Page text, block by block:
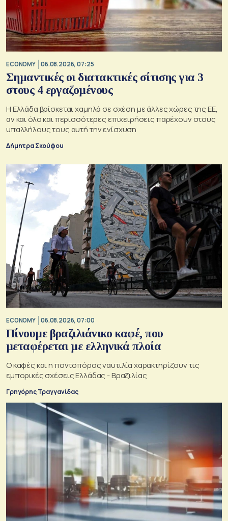
ECONOMY 06.08.2026, 07:25
Σημαντικές οι διατακτικές σίτισης για 3
στους 4 εργαζομένους
Η Ελλάδα βρίσκεται χαμηλά σε σχέση με άλλες χώρες της ΕΕ,
αν και όλο και περισσότερες επιχειρήσεις παρέχουν στους
υπαλλήλους τους αυτή την ενίσχυση
Δήμητρα Σκούφου
ECONOMY 06.08.2026, 07:00
Πίνουμε βραζιλιάνικο καφέ, που
μεταφέρεται με ελληνικά πλοία
Ο καφές και η ποντοπόρος ναυτιλία χαρακτηρίζουν τις
εμπορικές σχέσεις Ελλάδας - Βραζιλίας
Γρηγόρης Τραγγανίδας